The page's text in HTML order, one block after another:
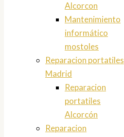
Alcorcon
Mantenimiento
informático
mostoles
Reparacion portatiles
Madrid
Reparacion
portatiles
Alcorcón
Reparacion